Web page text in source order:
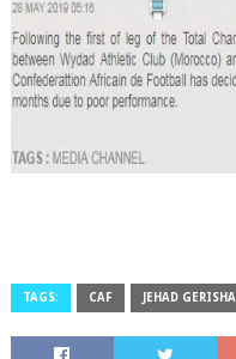
TAGS: CAF JEHAD GERISHA